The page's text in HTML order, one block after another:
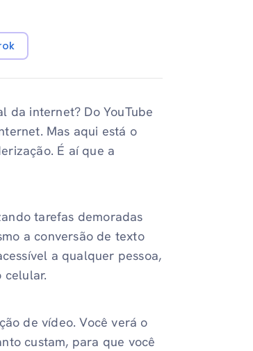
da internet? Do YouTube
Mas aqui está o
É aí que a
tarefas demoradas
a conversão de texto
a qualquer pessoa,
celular.
de vídeo. Você verá o
custam, para que você